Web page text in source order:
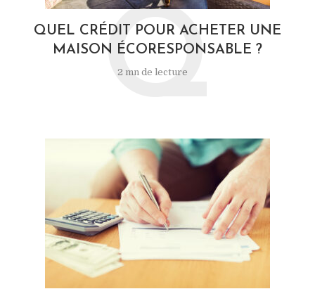
QUEL CRÉDIT POUR ACHETER UNE
MAISON ÉCORESPONSABLE ?
2 mn de lecture
Q